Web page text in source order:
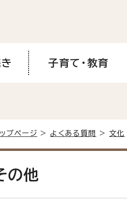
子育て・教育
ップページ > よくある質問 > 文化
の他